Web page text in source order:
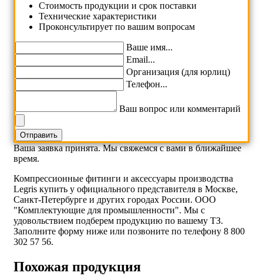
Cтоимость продукции и срок поставки
Технические характеристики
Проконсультирует по вашим вопросам
Ваше имя...
Email...
Организация (для юрлиц)
Телефон...
Ваш вопрос или комментарий
Ваша заявка принята. Мы свяжемся с вами в ближайшее
время.
Компрессионные фитинги и аксессуары производства
Legris купить у официального представителя в Москве,
Санкт-Петербурге и других городах России. ООО
"Комплектующие для промышленности". Мы с
удовольствием подберем продукцию по вашему ТЗ.
Заполните форму ниже или позвоните по телефону 8 800
302 57 56.
Похожая продукция